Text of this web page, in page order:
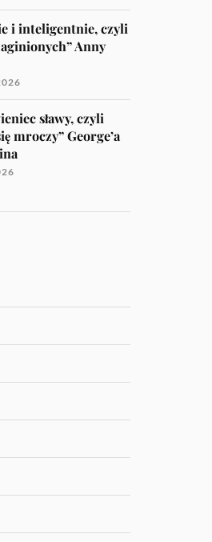
i inteligentnie, czyli
Anny
sławy, czyli
mroczy” George’a